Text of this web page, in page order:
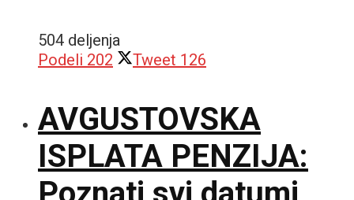
504 deljenja
Podeli 202 Tweet 126
AVGUSTOVSKA
ISPLATA PENZIJA: